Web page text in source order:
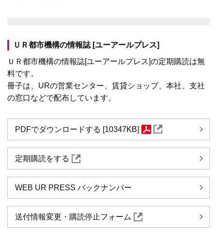
ＵＲ都市機構の情報誌 [ユーアールプレス]
ＵＲ都市機構の情報誌[ユーアールプレス]の定期購読は無
料です。
冊子は、URの営業センター、賃貸ショップ、本社、支社
の窓口などで配布しています。
PDFでダウンロードする [10347KB]
定期購読をする
WEB UR PRESS バックナンバー
送付情報変更・購読停止フォーム